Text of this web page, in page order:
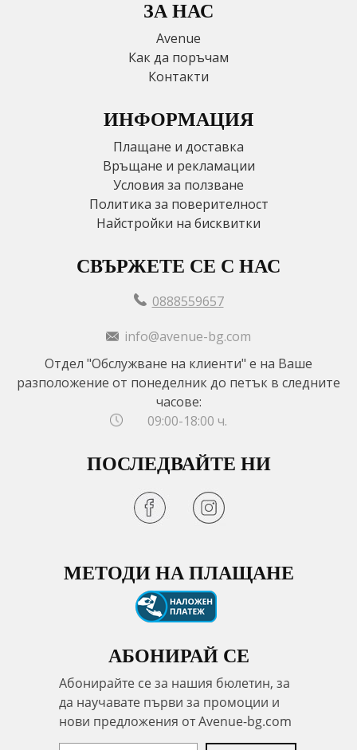
ЗА НАС
Avenue
Как да поръчам
Контакти
ИНФОРМАЦИЯ
Плащане и доставка
Връщане и рекламации
Условия за ползване
Политика за поверителност
Найстройки на бисквитки
СВЪРЖЕТЕ СЕ С НАС
0888559657
info@avenue-bg.com
Отдел "Обслужване на клиенти" е на Ваше
разположение от понеделник до петък в следните
часове:
09:00-18:00 ч.
ПОСЛЕДВАЙТЕ НИ
МЕТОДИ НА ПЛАЩАНЕ
АБОНИРАЙ СЕ